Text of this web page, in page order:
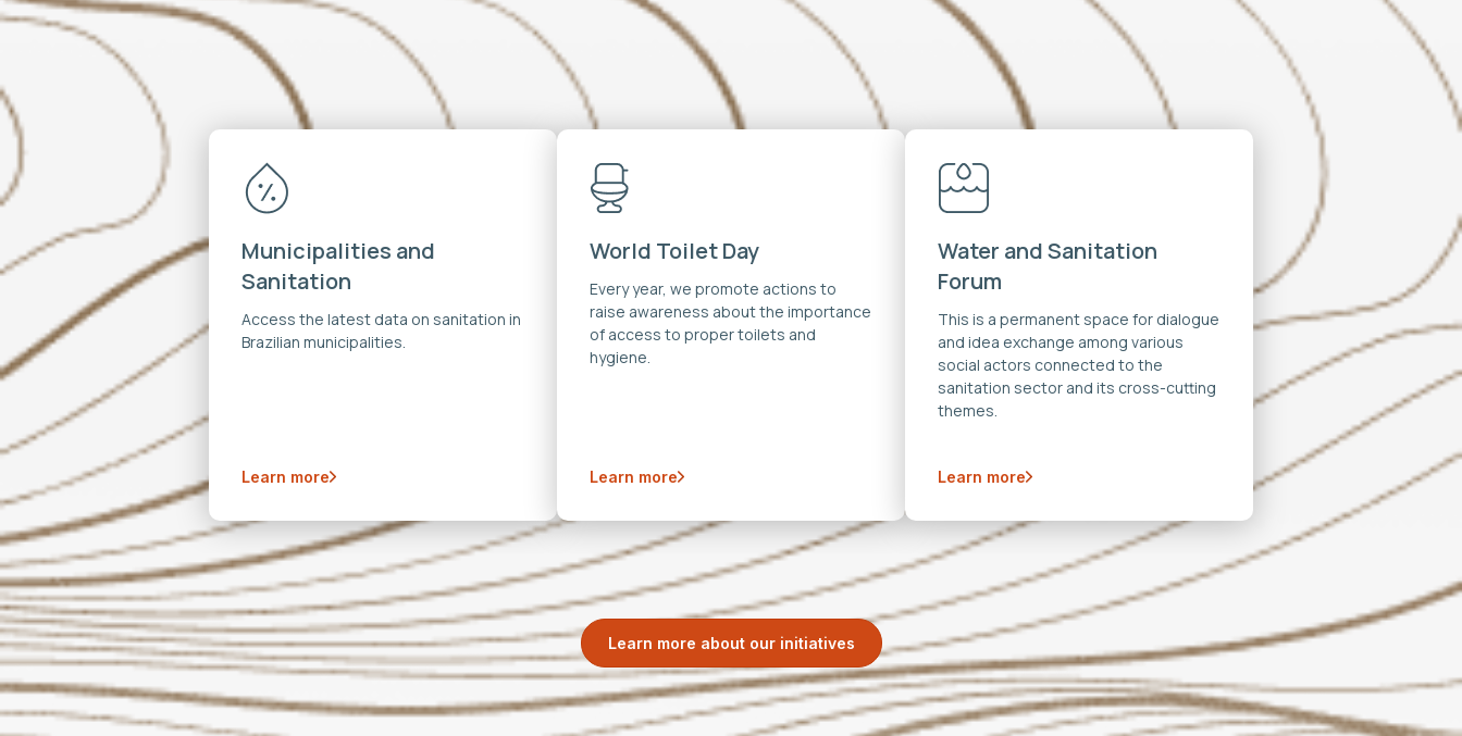
Municipalities and
Sanitation
Access the latest data on sanitation in
Brazilian municipalities.
Learn more
World Toilet Day
Every year, we promote actions to
raise awareness about the importance
of access to proper toilets and
hygiene.
Learn more
Water and Sanitation
Forum
This is a permanent space for dialogue
and idea exchange among various
social actors connected to the
sanitation sector and its cross-cutting
themes.
Learn more
Learn more about our initiatives